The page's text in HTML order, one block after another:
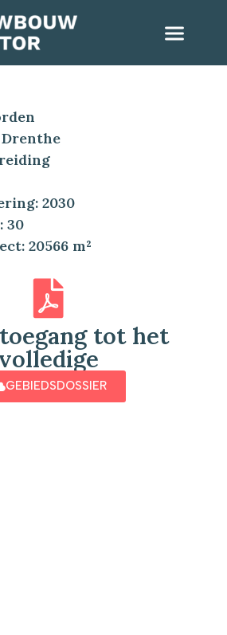
2030
30
20566 m²
tot het
volledige
GEBIEDSDOSSIER